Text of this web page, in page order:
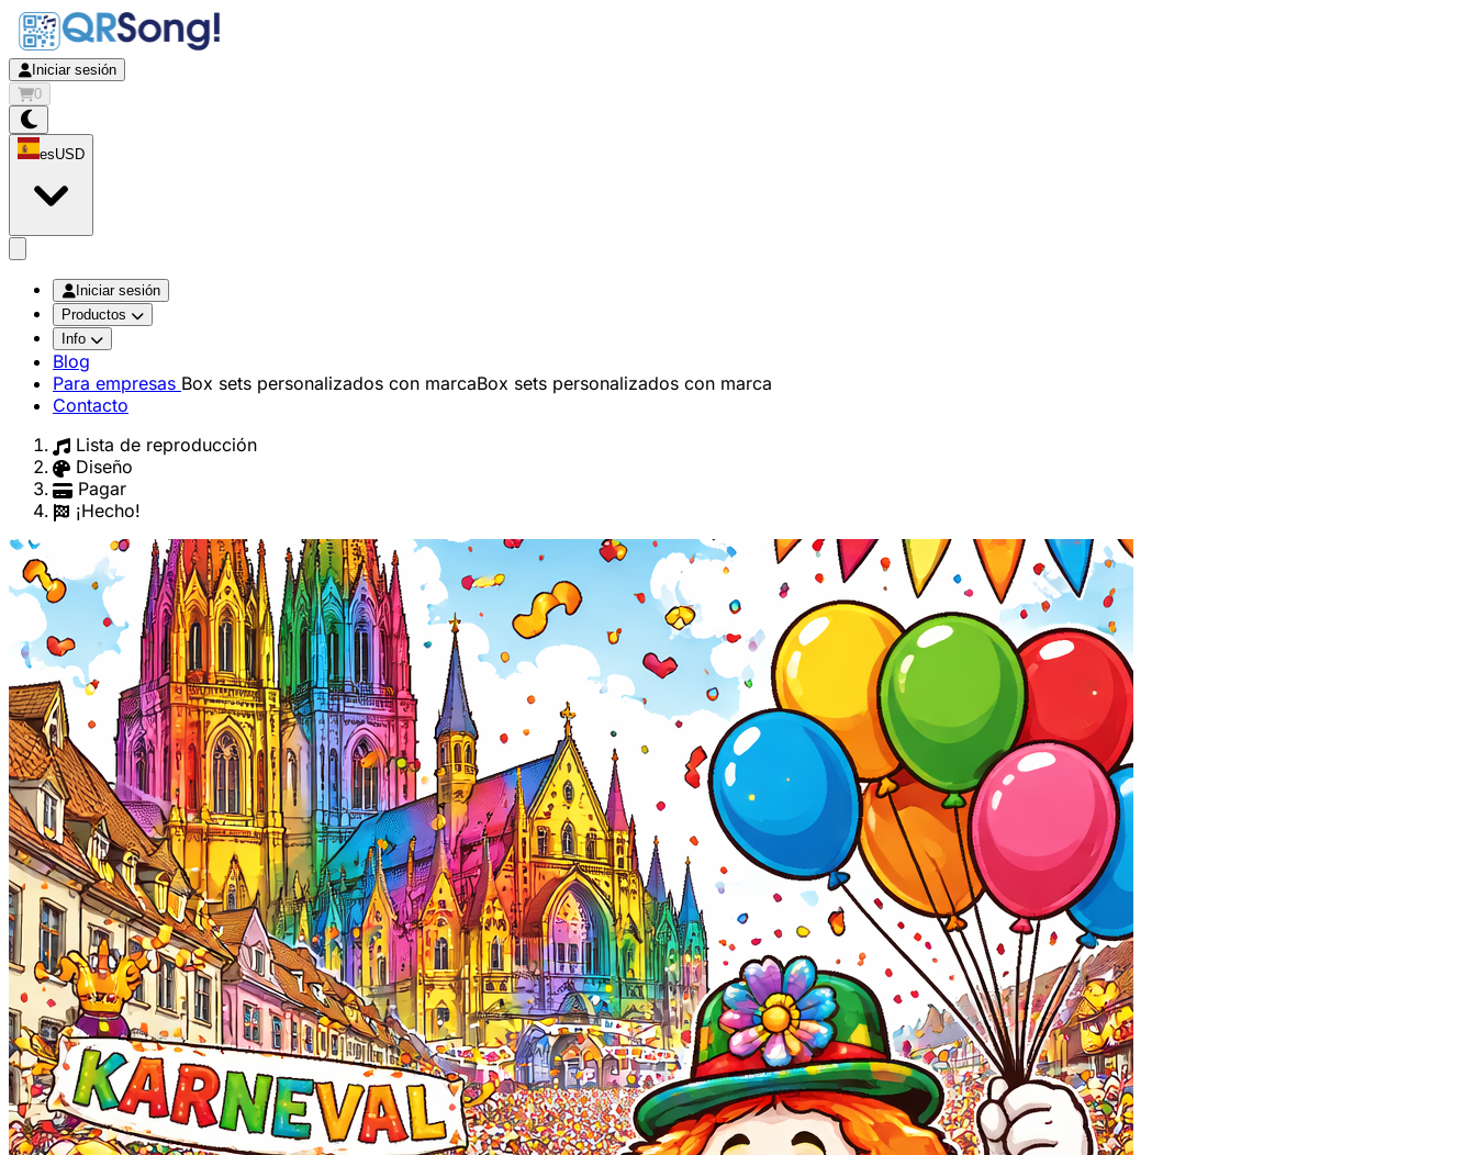
Iniciar sesión
0
esUSD
Iniciar sesión
Productos
Info
Blog
Para empresas Box sets personalizados con marcaBox sets personalizados con marca
Contacto
Lista de reproducción
Diseño
Pagar
¡Hecho!